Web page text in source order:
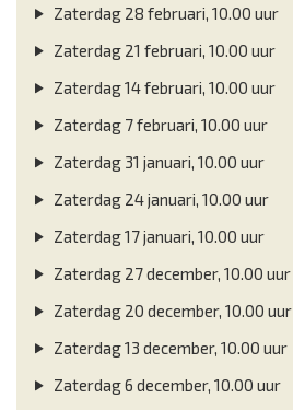
Zaterdag 28 februari, 10.00 uur
Zaterdag 21 februari, 10.00 uur
Zaterdag 14 februari, 10.00 uur
Zaterdag 7 februari, 10.00 uur
Zaterdag 31 januari, 10.00 uur
Zaterdag 24 januari, 10.00 uur
Zaterdag 17 januari, 10.00 uur
Zaterdag 27 december, 10.00 uur
Zaterdag 20 december, 10.00 uur
Zaterdag 13 december, 10.00 uur
Zaterdag 6 december, 10.00 uur